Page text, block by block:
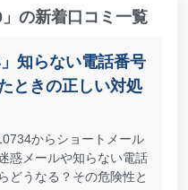
の新着口コミ一覧
」知らない電話番号
ときの正しい対処
からショートメール
惑メールや知らない電話
どうなる？その危険性と